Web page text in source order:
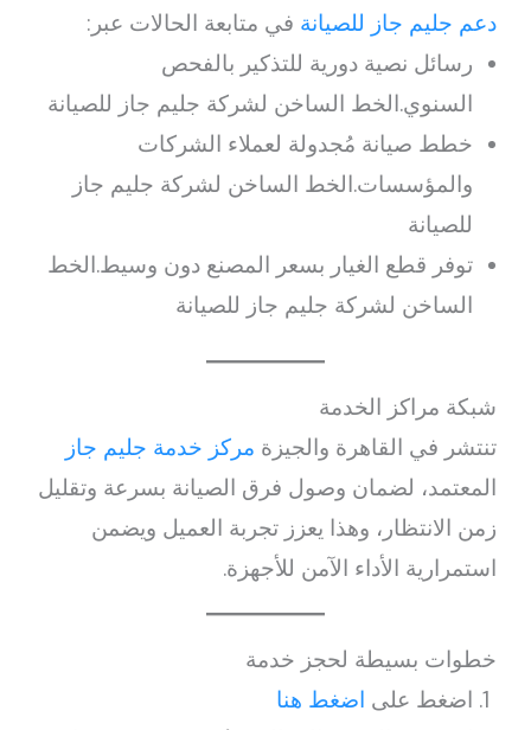
دعم جليم جاز للصيانة في متابعة الحالات عبر:
رسائل نصية دورية للتذكير بالفحص
السنوي.الخط الساخن لشركة جليم جاز للصيانة
خطط صيانة مُجدولة لعملاء الشركات
والمؤسسات.الخط الساخن لشركة جليم جاز
للصيانة
توفر قطع الغيار بسعر المصنع دون وسيط.الخط
الساخن لشركة جليم جاز للصيانة
شبكة مراكز الخدمة
تنتشر في القاهرة والجيزة مركز خدمة جليم جاز
المعتمد، لضمان وصول فرق الصيانة بسرعة وتقليل
زمن الانتظار، وهذا يعزز تجربة العميل ويضمن
استمرارية الأداء الآمن للأجهزة.
خطوات بسيطة لحجز خدمة
اضغط على اضغط هنا